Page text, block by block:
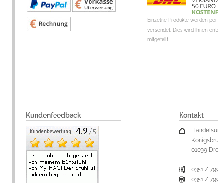
Einzelne Produkte werden per
versendet. Dies wird Ihnen
mitgeteilt.
Kundenfeedback Kontakt
01099
0351 /
0351 /